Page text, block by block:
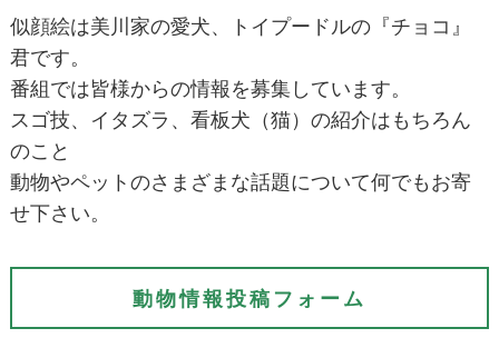
似顔絵は美川家の愛犬、トイプードルの『チョコ』
君です。
番組では皆様からの情報を募集しています。
スゴ技、イタズラ、看板犬（猫）の紹介はもちろん
のこと
動物やペットのさまざまな話題について何でもお寄
せ下さい。
動物情報投稿フォーム